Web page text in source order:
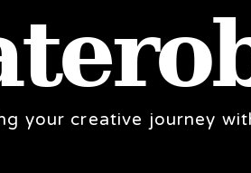
your creative journey